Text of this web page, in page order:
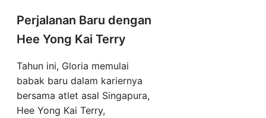
Perjalanan Baru dengan
Hee Yong Kai Terry
Tahun ini, Gloria memulai
babak baru dalam kariernya
bersama atlet asal Singapura,
Hee Yong Kai Terry,